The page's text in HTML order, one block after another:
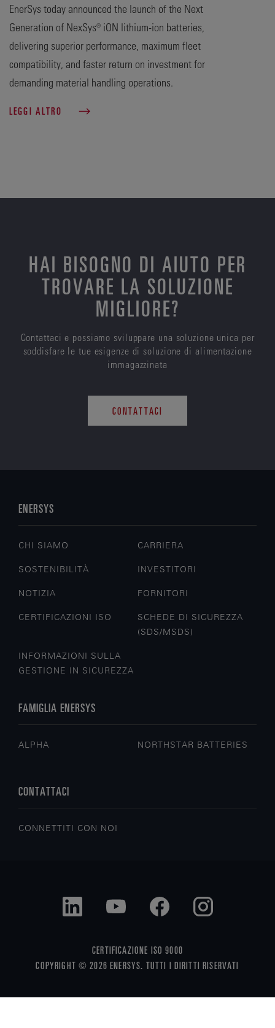
EnerSys today announced the launch of the Next
Generation of NexSys® iON lithium-ion batteries,
delivering superior performance, maximum fleet
compatibility, and faster return on investment for
demanding material handling operations.
LEGGI ALTRO
HAI BISOGNO DI AIUTO PER
TROVARE LA SOLUZIONE
MIGLIORE?
Contattaci e possiamo sviluppare una soluzione unica per
soddisfare le tue esigenze di soluzione di alimentazione
immagazzinata
CONTATTACI
ENERSYS
CHI SIAMO CARRIERA
SOSTENIBILITÀ INVESTITORI
NOTIZIA FORNITORI
CERTIFICAZIONI ISO
SCHEDE DI SICUREZZA
(SDS/MSDS)
INFORMAZIONI SULLA
GESTIONE IN SICUREZZA
FAMIGLIA ENERSYS
ALPHA NORTHSTAR BATTERIES
CONTATTACI
CONNETTITI CON NOI
CERTIFICAZIONE ISO 9000
COPYRIGHT © 2026 ENERSYS. TUTTI I DIRITTI RISERVATI